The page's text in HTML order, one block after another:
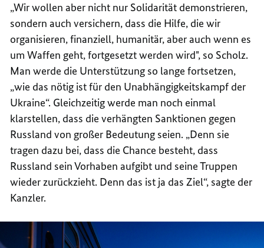
„Wir wollen aber nicht nur Solidarität demonstrieren,
sondern auch versichern, dass die Hilfe, die wir
organisieren, finanziell, humanitär, aber auch wenn es
um Waffen geht, fortgesetzt werden wird", so Scholz.
Man werde die Unterstützung so lange fortsetzen,
„wie das nötig ist für den Unabhängigkeitskampf der
Ukraine“. Gleichzeitig werde man noch einmal
klarstellen, dass die verhängten Sanktionen gegen
Russland von großer Bedeutung seien. „Denn sie
tragen dazu bei, dass die Chance besteht, dass
Russland sein Vorhaben aufgibt und seine Truppen
wieder zurückzieht. Denn das ist ja das Ziel“, sagte der
Kanzler.